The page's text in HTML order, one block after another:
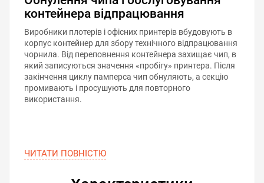
контейнера відпрацювання
Виробники плотерів і офісних принтерів вбудовують в
корпус контейнер для збору технічного відпрацювання
чорнила. Від переповнення контейнера захищає чип, в
який записуються значення «пробігу» принтера. Після
закінчення циклу памперса чип обнуляють, а секцію
промивають і просушують для повторного
використання.
ЧИТАТИ ПОВНIСТЮ